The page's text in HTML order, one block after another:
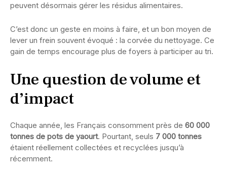
peuvent désormais gérer les résidus alimentaires.
C’est donc un geste en moins à faire, et un bon moyen de
lever un frein souvent évoqué : la corvée du nettoyage. Ce
gain de temps encourage plus de foyers à participer au tri.
Une question de volume et
d’impact
Chaque année, les Français consomment près de 60 000
tonnes de pots de yaourt. Pourtant, seuls 7 000 tonnes
étaient réellement collectées et recyclées jusqu’à
récemment.